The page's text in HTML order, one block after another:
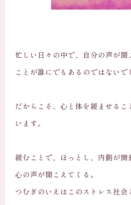
忙しい日々の中で、自分の声が聞
ことが誰にでもあるのではないで
だからこそ、心と体を緩ませるこ
います。
緩むことで、ほっとし、内側が開
心の声が聞こえてくる。
つむぎのいえはこのストレス社